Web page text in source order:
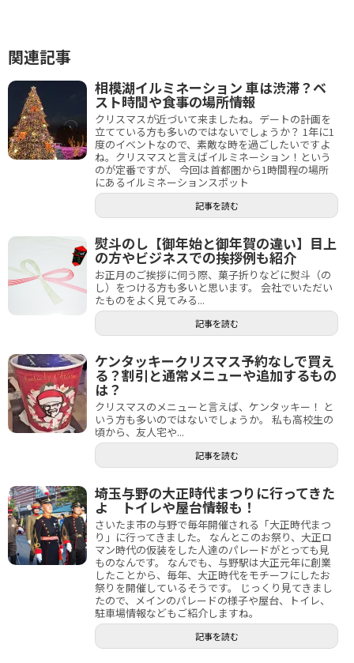
関連記事
相模湖イルミネーション 車は渋滞？ベ
スト時間や食事の場所情報
クリスマスが近づいて来ましたね。デートの計画を
立てている方も多いのではないでしょうか？ 1年に1
度のイベントなので、素敵な時を過ごしたいですよ
ね。クリスマスと言えばイルミネーション！という
のが定番ですが、 今回は首都圏から1時間程の場所
にあるイルミネーションスポット
記事を読む
熨斗のし【御年始と御年賀の違い】目上
の方やビジネスでの挨拶例も紹介
お正月のご挨拶に伺う際、菓子折りなどに熨斗（の
し）をつける方も多いと思います。 会社でいただい
たものをよく見てみる...
記事を読む
ケンタッキークリスマス予約なしで買え
る？割引と通常メニューや追加するもの
は？
クリスマスのメニューと言えば、ケンタッキー！ と
いう方も多いのではないでしょうか。 私も高校生の
頃から、友人宅や...
記事を読む
埼玉与野の大正時代まつりに行ってきた
よ トイレや屋台情報も！
さいたま市の与野で毎年開催される「大正時代まつ
り」に行ってきました。 なんとこのお祭り、大正ロ
マン時代の仮装をした人達のパレードがとっても見
ものなんです。 なんでも、与野駅は大正元年に創業
したことから、毎年、大正時代をモチーフにしたお
祭りを開催しているそうです。 じっくり見てきまし
たので、メインのパレードの様子や屋台、トイレ、
駐車場情報などもご紹介しますね。
記事を読む